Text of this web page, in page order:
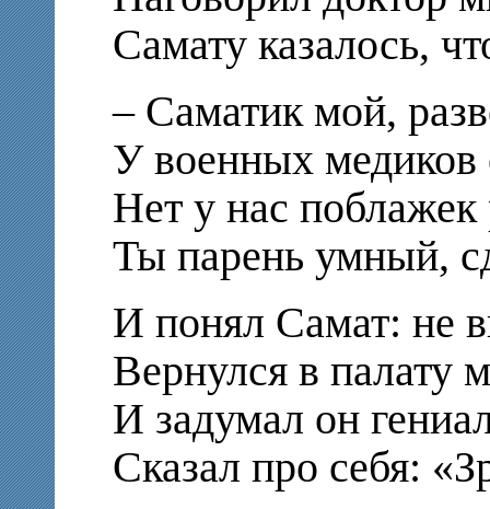
Самату казалось,
– Саматик мой,
У военных медиков
Нет у нас
Ты парень умный,
И понял Самат: не
Вернулся в палату
И задумал он
Сказал про себя: